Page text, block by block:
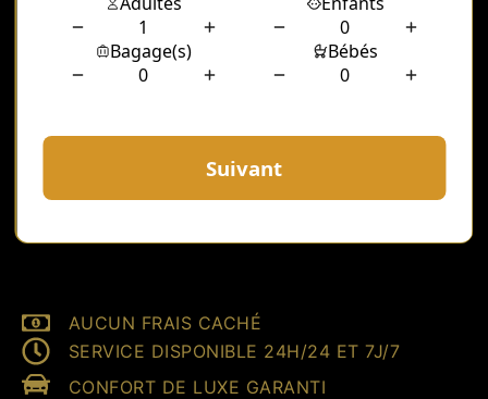
AUCUN FRAIS CACHÉ
SERVICE DISPONIBLE 24H/24 ET 7J/7
CONFORT DE LUXE GARANTI